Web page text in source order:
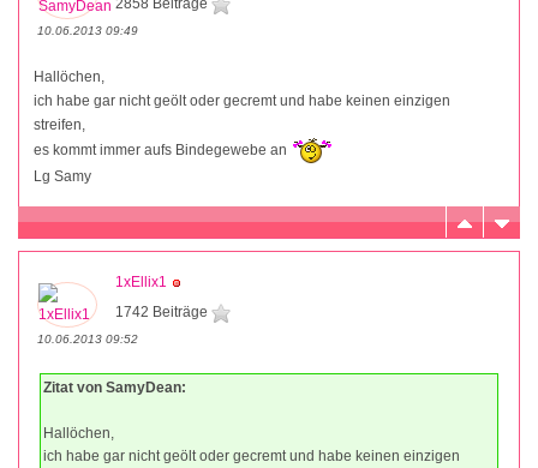
2858 Beiträge
10.06.2013 09:49
Hallöchen,
ich habe gar nicht geölt oder gecremt und habe keinen einzigen
streifen,
es kommt immer aufs Bindegewebe an
Lg Samy
1xEllix1
1742 Beiträge
10.06.2013 09:52
Zitat von SamyDean:
Hallöchen,
ich habe gar nicht geölt oder gecremt und habe keinen einzigen